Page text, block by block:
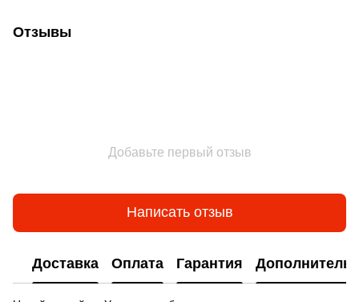
Отзывы
Добавьте первый отзыв
Написать отзыв
Доставка Оплата Гарантия